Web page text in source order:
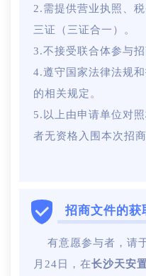
2.需提供营业执照、
三证（三证合一）。
3.不接受联合体参与招
4.遵守国家法律法规
的相关规定。
5.以上由申请单位对
者无资格入围本次招商
招商文件的获
有意愿参与者，请
月24日，在长沙天安